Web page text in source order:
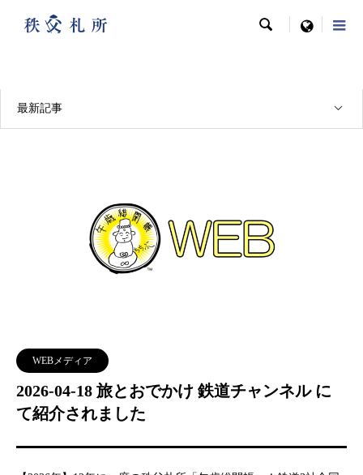
 menu
最新記事
WEBメディア
2026-04-18 旅とおでかけ 鉄道チャンネル に
て紹介されました